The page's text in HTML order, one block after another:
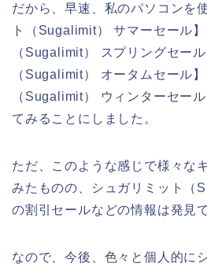
だから、早速、私のパソコンを
ト（Sugalimit） サマーセール
（Sugalimit） スプリングセー
（Sugalimit） オータムセール
（Sugalimit） ウィンターセー
てみることにしました。
ただ、このような感じで様々な
みたものの、シュガリミット（
の割引セールなどの情報は発見
なので、今後、色々と個人的に